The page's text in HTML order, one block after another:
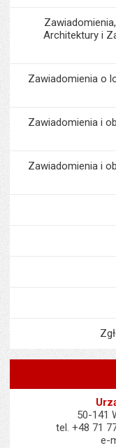
Architektury i
Zawiadomienia o
Zawiadomienia i
Zawiadomienia i
50-141
tel. +48 71
e-